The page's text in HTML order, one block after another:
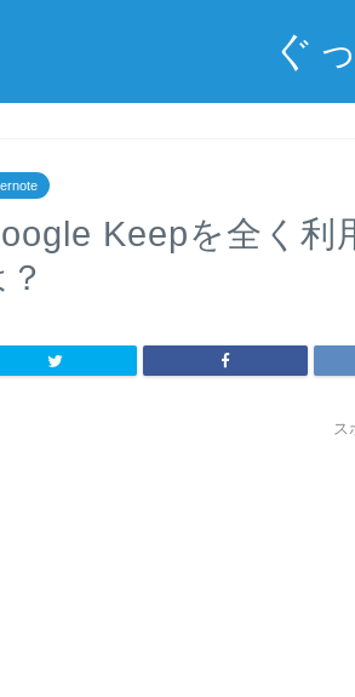
ぐ
Keepを全く利
ス